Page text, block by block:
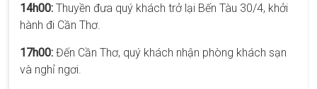
14h00: Thuyền đưa quý khách trở lại Bến Tàu 30/4, khởi
hành đi Cần Thơ.
17h00: Đến Cần Thơ, quý khách nhận phòng khách sạn
và nghỉ ngơi.